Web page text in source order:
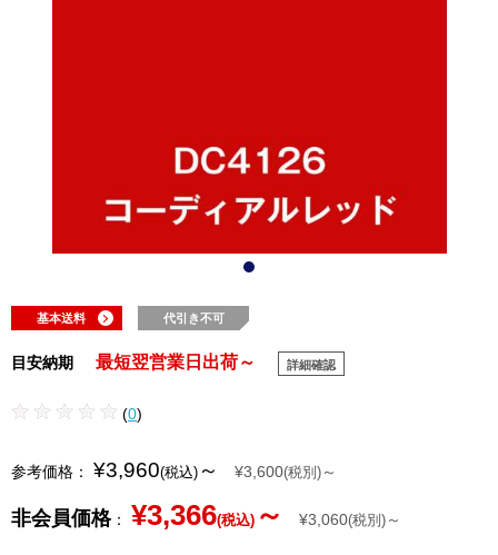
基本送料 代引き不可
目安納期 最短翌営業日出荷～ 詳細確認
(0)
参考価格： ¥3,960(税込) ～ ¥3,600(税別) ～
非会員価格： ¥3,366(税込) ～ ¥3,060(税別) ～